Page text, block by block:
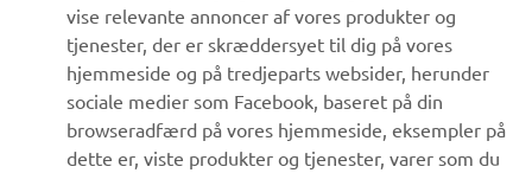
MERE YAMAHA
SUPPORT
vise relevante annoncer af vores produkter og
tjenester, der er skræddersyet til dig på vores
hjemmeside og på tredjeparts websider, herunder
sociale medier som Facebook, baseret på din
browseradfærd på vores hjemmeside, eksempler på
dette er, viste produkter og tjenester, varer som du